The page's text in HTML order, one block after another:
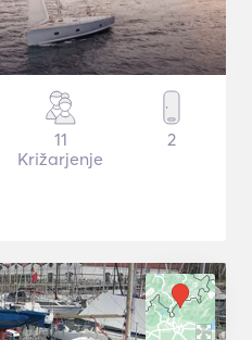
11
Križarjenje
2